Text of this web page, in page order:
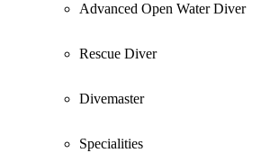
Advanced Open Water Diver
Rescue Diver
Divemaster
Specialities